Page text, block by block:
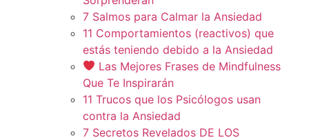
7 Salmos para Calmar la Ansiedad
11 Comportamientos (reactivos) que
estás teniendo debido a la Ansiedad
Las Mejores Frases de Mindfulness
Que Te Inspirarán
11 Trucos que los Psicólogos usan
contra la Ansiedad
7 Secretos Revelados DE LOS